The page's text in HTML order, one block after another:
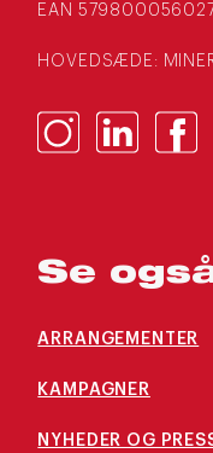
EAN
HOVEDSÆDE:
Se
ARRANGEMENTER
KAMPAGNER
NYHEDER OG